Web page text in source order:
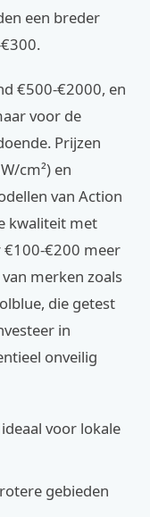
een breder
€500-€2000, en
voor de
Prijzen
cm²) en
van Action
kwaliteit met
€200 meer
merken zoals
die getest
in
onveilig
voor lokale
gebieden